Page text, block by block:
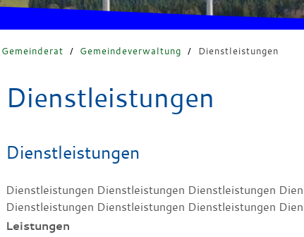
/ Gemeindeverwaltung / Dienstleistungen
Dienstleistungen
Dienstleistungen
Dienstleistungen Dienstleistungen Dienstleistungen
Dienstleistungen Dienstleistungen Dienstleistungen
Leistungen